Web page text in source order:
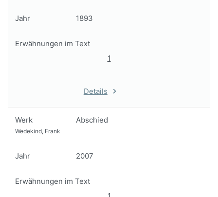
Jahr 1893
Erwähnungen im Text
1
Details
Werk Abschied
Wedekind, Frank
Jahr 2007
Erwähnungen im Text